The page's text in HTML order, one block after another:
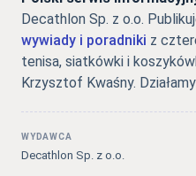
Decathlon Sp. z o.o.
wywiady i poradniki z
tenisa, siatkówki i
Krzysztof Kwaśny.
WYDAWCA
Decathlon Sp. z o.o.